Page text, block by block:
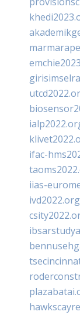
ifac-
iias-
ivd2022.org